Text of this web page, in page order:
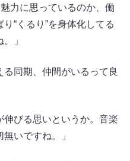
力に思っているのか、働
“くるり”を身体化してる
」
同期、仲間がいるって良
びる思いというか。音楽
いですね。」